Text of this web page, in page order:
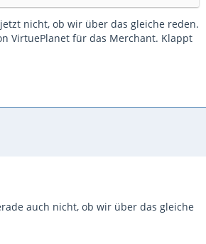
nicht, ob wir über das gleiche reden.
VirtuePlanet für das Merchant. Klappt
auch nicht, ob wir über das gleiche